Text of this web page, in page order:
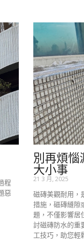
程
惡
別再煩
大小事
21 3 月, 2025
磁磚美觀耐用，
措施，磁磚縫隙
題，不僅影響居
討磁磚防水的重
工技巧，助您輕